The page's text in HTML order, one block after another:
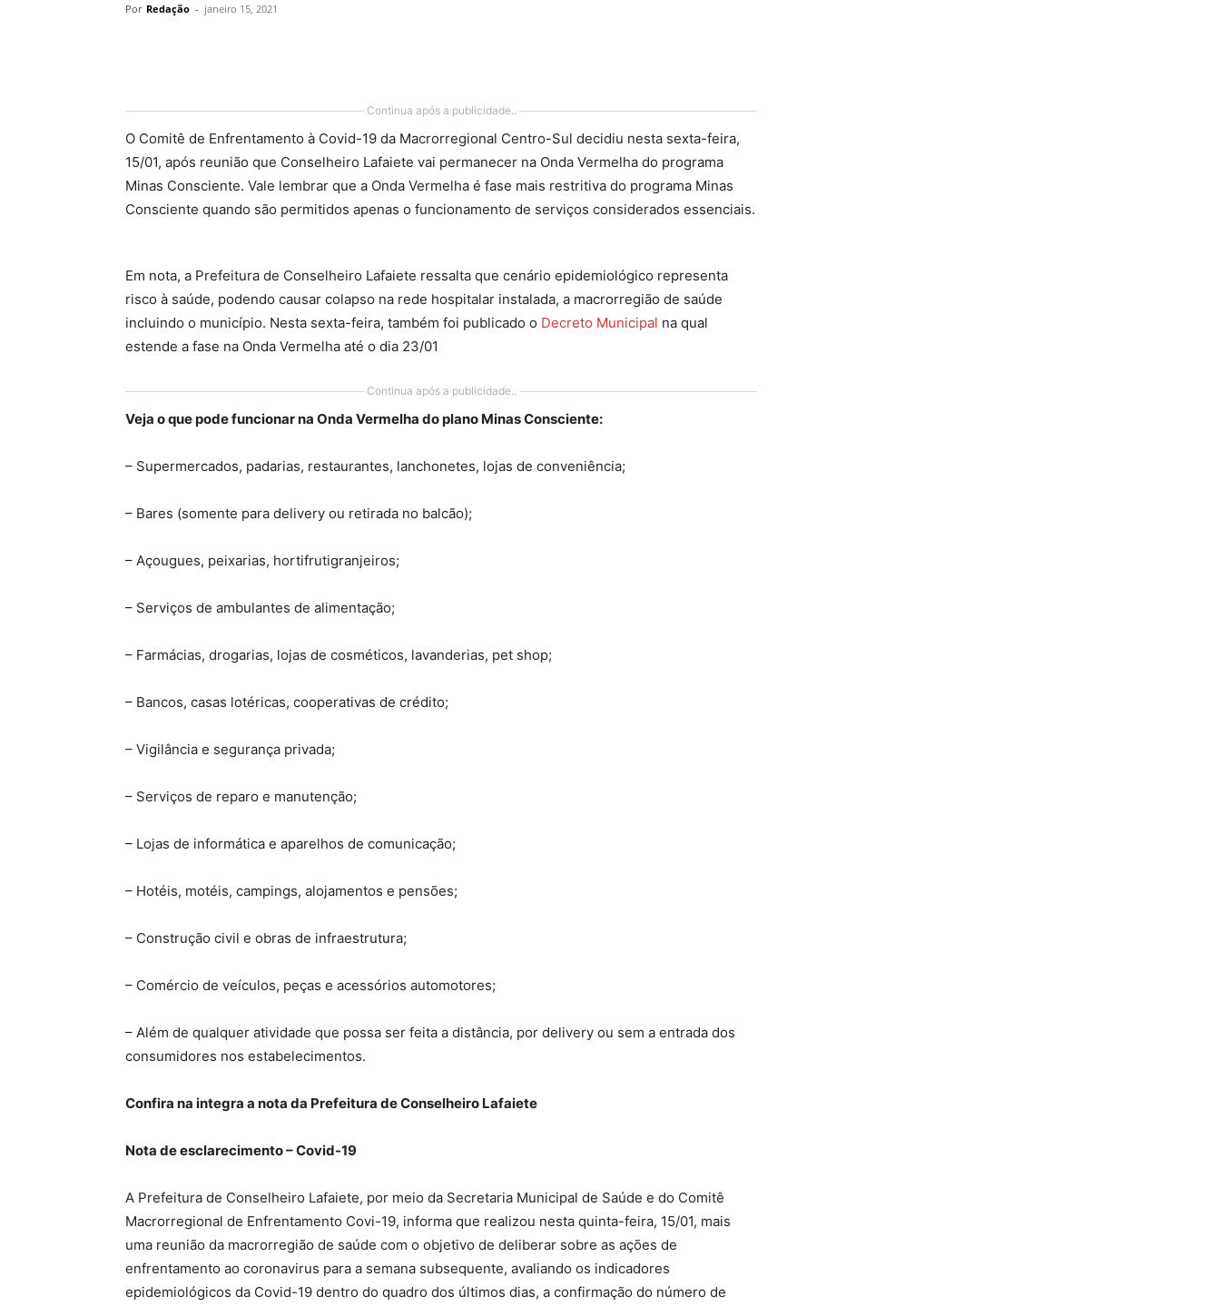
Por Redação - janeiro 15, 2021
Continua após a publicidade..
O Comitê de Enfrentamento à Covid-19 da Macrorregional Centro-Sul decidiu nesta sexta-feira,
15/01, após reunião que Conselheiro Lafaiete vai permanecer na Onda Vermelha do programa
Minas Consciente. Vale lembrar que a Onda Vermelha é fase mais restritiva do programa Minas
Consciente quando são permitidos apenas o funcionamento de serviços considerados essenciais.
Em nota, a Prefeitura de Conselheiro Lafaiete ressalta que cenário epidemiológico representa
risco à saúde, podendo causar colapso na rede hospitalar instalada, a macrorregião de saúde
incluindo o município. Nesta sexta-feira, também foi publicado o Decreto Municipal na qual
estende a fase na Onda Vermelha até o dia 23/01
Continua após a publicidade..
Veja o que pode funcionar na Onda Vermelha do plano Minas Consciente:
– Supermercados, padarias, restaurantes, lanchonetes, lojas de conveniência;
– Bares (somente para delivery ou retirada no balcão);
– Açougues, peixarias, hortifrutigranjeiros;
– Serviços de ambulantes de alimentação;
– Farmácias, drogarias, lojas de cosméticos, lavanderias, pet shop;
– Bancos, casas lotéricas, cooperativas de crédito;
– Vigilância e segurança privada;
– Serviços de reparo e manutenção;
– Lojas de informática e aparelhos de comunicação;
– Hotéis, motéis, campings, alojamentos e pensões;
– Construção civil e obras de infraestrutura;
– Comércio de veículos, peças e acessórios automotores;
– Além de qualquer atividade que possa ser feita a distância, por delivery ou sem a entrada dos
consumidores nos estabelecimentos.
Confira na integra a nota da Prefeitura de Conselheiro Lafaiete
Nota de esclarecimento – Covid-19
A Prefeitura de Conselheiro Lafaiete, por meio da Secretaria Municipal de Saúde e do Comitê
Macrorregional de Enfrentamento Covi-19, informa que realizou nesta quinta-feira, 15/01, mais
uma reunião da macrorregião de saúde com o objetivo de deliberar sobre as ações de
enfrentamento ao coronavirus para a semana subsequente, avaliando os indicadores
epidemiológicos da Covid-19 dentro do quadro dos últimos dias, a confirmação do número de